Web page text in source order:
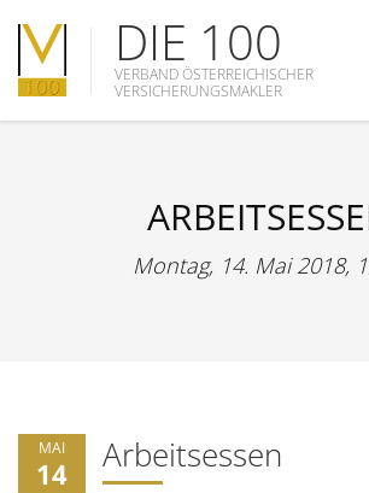
DIE 100
VERBAND ÖSTERREICHISCHER
VERSICHERUNGSMAKLER
Montag, 14. Mai 2018,
MAI
14 Arbeitsessen